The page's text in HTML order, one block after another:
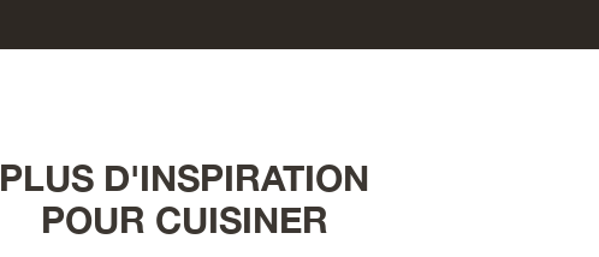
PLUS D'INSPIRATION
POUR CUISINER